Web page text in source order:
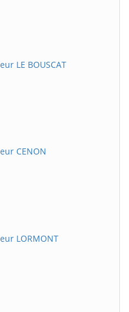
LE BOUSCAT
CENON
LORMONT